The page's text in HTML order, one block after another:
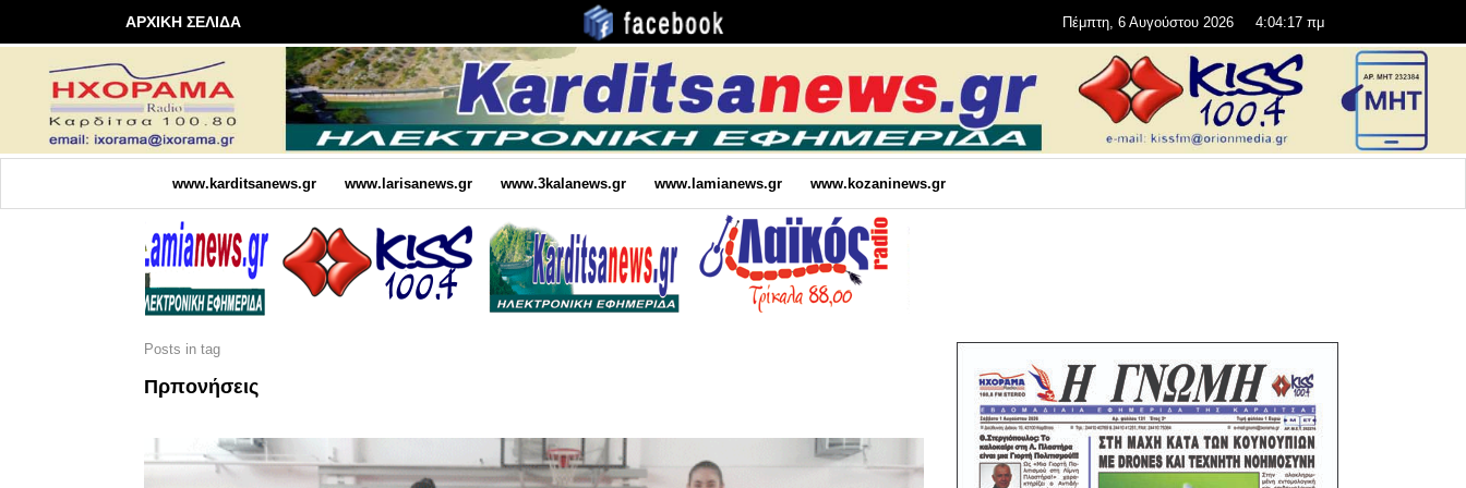
ΑΡΧΙΚΗ ΣΕΛΙΔΑ Πέμπτη, 6 Αυγούστου 2026 4:04:17 πμ
www.karditsanews.gr www.larisanews.gr www.3kalanews.gr www.lamianews.gr www.kozaninews.gr
Posts in tag
Πρπονήσεις